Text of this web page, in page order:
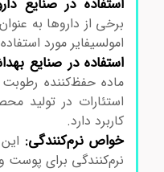
برخی از داروها به
امولسیفایر مورد استفاده
استفاده در صنایع
ماده حفظ‌کننده رطوبت و
استئارات در تولید
کاربرد دارد.
خواص نرم‌کنندگی:این
نرم‌کنندگی برای پوست و